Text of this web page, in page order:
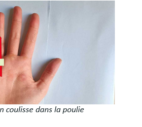
coulisse dans la poulie